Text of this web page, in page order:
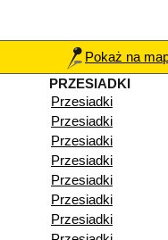
Pokaż na
PRZESIADKI
Przesiadki
Przesiadki
Przesiadki
Przesiadki
Przesiadki
Przesiadki
Przesiadki